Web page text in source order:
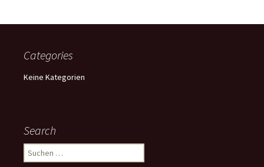
Categories
Keine Kategorien
Search
Suchen
nach: